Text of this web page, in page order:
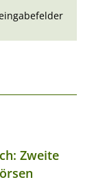
Zweite